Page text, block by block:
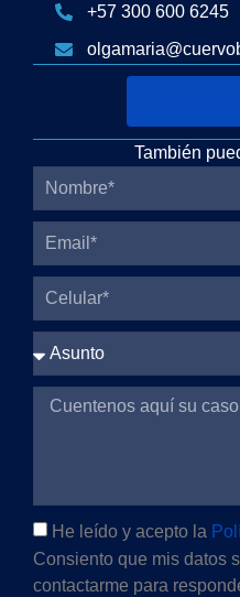
+57 300 600 6245
También
He leído y acepto la
Consiento que mis datos
contactarme para